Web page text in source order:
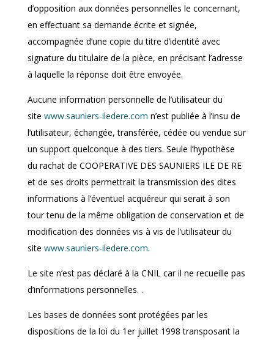
d’opposition aux données personnelles le concernant,
en effectuant sa demande écrite et signée,
accompagnée d’une copie du titre d’identité avec
signature du titulaire de la pièce, en précisant l’adresse
à laquelle la réponse doit être envoyée.
Aucune information personnelle de l’utilisateur du
site www.sauniers-iledere.com n’est publiée à l’insu de
l’utilisateur, échangée, transférée, cédée ou vendue sur
un support quelconque à des tiers. Seule l’hypothèse
du rachat de COOPERATIVE DES SAUNIERS ILE DE RE
et de ses droits permettrait la transmission des dites
informations à l’éventuel acquéreur qui serait à son
tour tenu de la même obligation de conservation et de
modification des données vis à vis de l’utilisateur du
site www.sauniers-iledere.com.
Le site n’est pas déclaré à la CNIL car il ne recueille pas
d’informations personnelles. .
Les bases de données sont protégées par les
dispositions de la loi du 1er juillet 1998 transposant la